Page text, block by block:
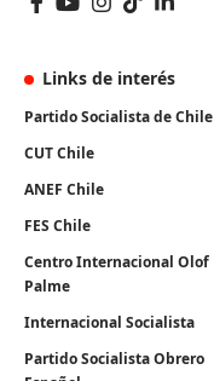
Links de interés
Partido Socialista de Chile
CUT Chile
ANEF Chile
FES Chile
Centro Internacional Olof
Palme
Internacional Socialista
Partido Socialista Obrero